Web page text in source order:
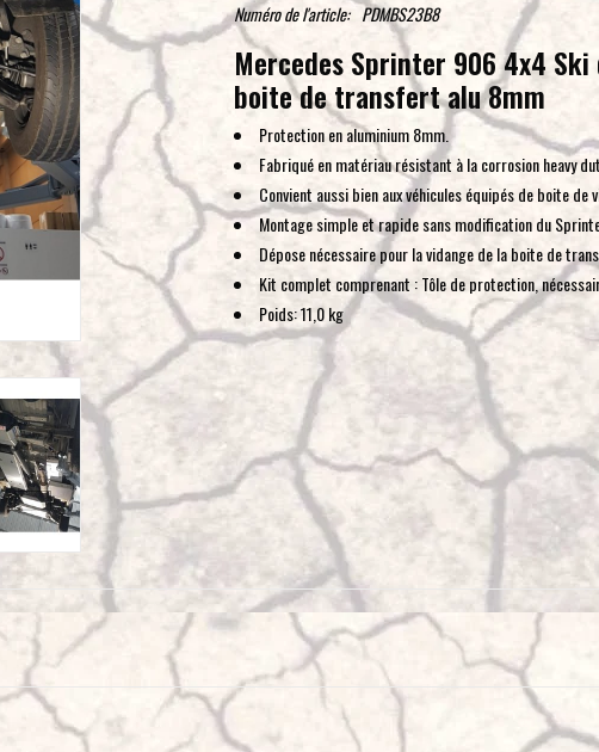
Numéro de l'article: PDMBS23B8
Mercedes Sprinter 906 4x4
boite de transfert alu 8mm
Protection en aluminium 8mm.
Fabriqué en matériau résistant à la corrosion heavy
Convient aussi bien aux véhicules équipés de boite
Montage simple et rapide sans modification du
Dépose nécessaire pour la vidange de la boite de
Kit complet comprenant : Tôle de protection,
Poids: 11,0 kg